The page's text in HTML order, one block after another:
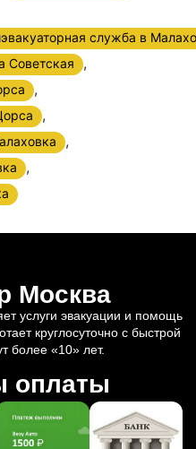
служба в
Советская
,
,
,
,
,
Москва
услуги эвакуации и помощь
круглосуточно с быстрой
более «10» лет.
оплаты